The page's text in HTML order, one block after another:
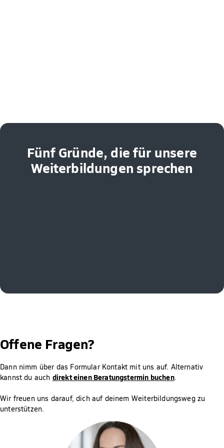
Fünf Gründe, die für unsere
Weiterbildungen sprechen
Offene Fragen?
Dann nimm über das Formular Kontakt mit uns auf. Alternativ
kannst du auch direkt einen Beratungstermin buchen.
Wir freuen uns darauf, dich auf deinem Weiterbildungsweg zu
unterstützen.